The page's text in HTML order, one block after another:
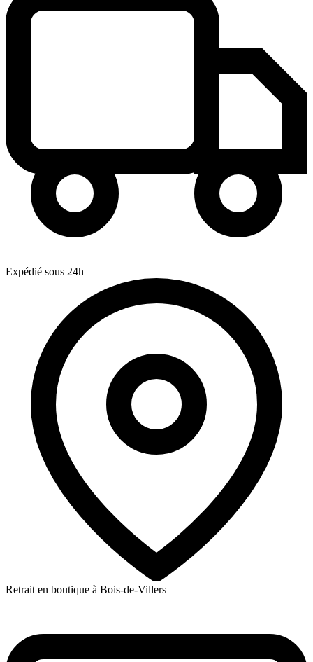
Expédié sous 24h
Retrait en boutique à Bois-de-Villers